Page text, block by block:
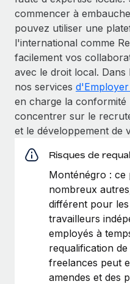
commencer à
pouvez utiliser une
l'international comme
facilement vos
avec le droit local.
nos services
en charge la
concentrer sur le
et le développement de
Risques de
Monténégro : ce
nombreux
différent pour
travailleurs
employés à
requalification
freelances peut
amendes et des